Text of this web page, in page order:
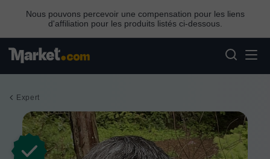
Nous pouvons percevoir une compensation pour les liens
d'affiliation pour les produits listés ci-dessous.
Expert